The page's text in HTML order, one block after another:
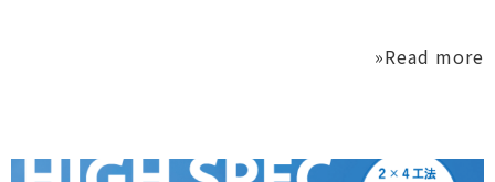
»Read more